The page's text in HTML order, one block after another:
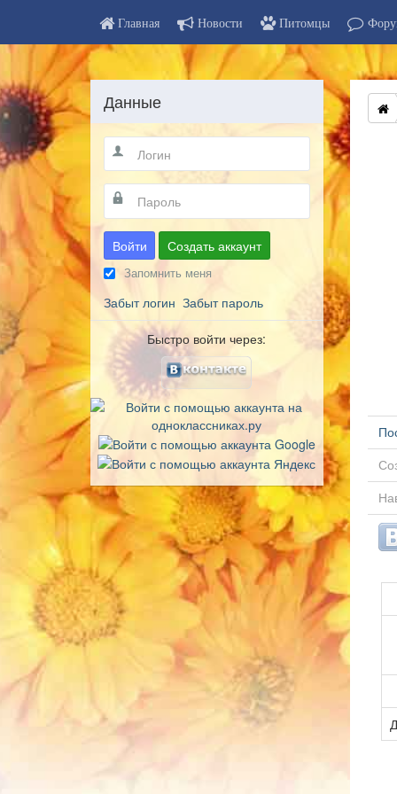
Главная Новости Питомцы
Данные
Войти Создать аккаунт
Запомнить меня
Забыт логин Забыт пароль
Быстро войти через: